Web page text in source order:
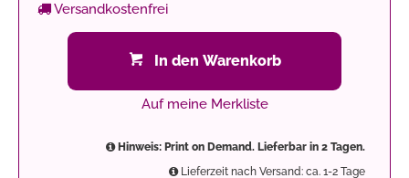
Versandkostenfrei
In den Warenkorb
Auf meine Merkliste
Hinweis: Print on Demand. Lieferbar in 2 Tagen.
Lieferzeit nach Versand: ca. 1-2 Tage